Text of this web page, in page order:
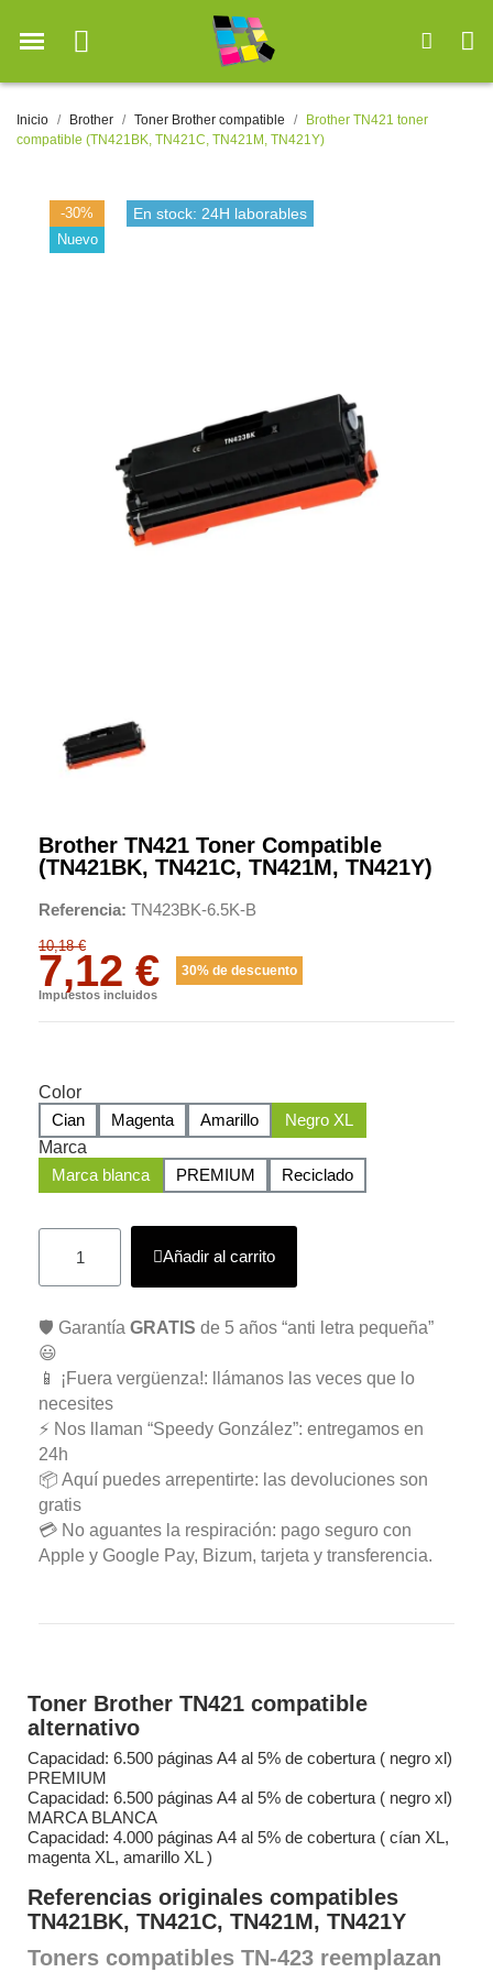
Inicio Brother Toner Brother compatible
Brother TN421 toner
compatible (TN421BK, TN421C, TN421M, TN421Y)
-30%
Nuevo
En stock: 24H laborables
Brother TN421 Toner Compatible
(TN421BK, TN421C, TN421M, TN421Y)
Referencia TN423BK-6.5K-B
10,18 €
7,12 € 30% de descuento
Impuestos incluidos
Color
Cian
Magenta Amarillo
Negro XL
Marca
Marca blanca
PREMIUM Reciclado
Añadir al carrito
🛡️ Garantía GRATIS de 5 años “anti letra pequeña”
😃
📱 ¡Fuera vergüenza!: llámanos las veces que lo
necesites
⚡ Nos llaman “Speedy González”: entregamos en
24h
📦 Aquí puedes arrepentirte: las devoluciones son
gratis
💳 No aguantes la respiración: pago seguro con
Apple y Google Pay, Bizum, tarjeta y transferencia.
Toner Brother TN421 compatible
alternativo
Capacidad: 6.500 páginas A4 al 5% de cobertura ( negro xl)
PREMIUM
Capacidad: 6.500 páginas A4 al 5% de cobertura ( negro xl)
MARCA BLANCA
Capacidad: 4.000 páginas A4 al 5% de cobertura ( cían XL,
magenta XL, amarillo XL )
Referencias originales compatibles
TN421BK, TN421C, TN421M, TN421Y
Toners compatibles TN-423 reemplazan